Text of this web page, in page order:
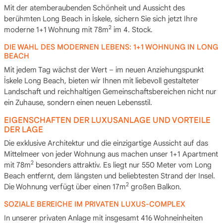
Mit der atemberaubenden Schönheit und Aussicht des
berühmten Long Beach in İskele, sichern Sie sich jetzt Ihre
moderne 1+1 Wohnung mit 78m2im 4. Stock.
DIE WAHL DES MODERNEN LEBENS: 1+1 WOHNUNG IN LONG
BEACH
Mit jedem Tag wächst der Wert – im neuen Anziehungspunkt
İskele Long Beach, bieten wir Ihnen mit liebevoll gestalteter
Landschaft und reichhaltigen Gemeinschaftsbereichen nicht nur
ein Zuhause, sondern einen neuen Lebensstil.
EIGENSCHAFTEN DER LUXUSANLAGE UND VORTEILE
DER LAGE
Die exklusive Architektur und die einzigartige Aussicht auf das
Mittelmeer von jeder Wohnung aus machen unser 1+1 Apartment
mit 78m2besonders attraktiv. Es liegt nur 550 Meter vom Long
Beach entfernt, dem längsten und beliebtesten Strand der Insel.
Die Wohnung verfügt über einen 17m2großen Balkon.
SOZIALE BEREICHE IM PRIVATEN LUXUS-COMPLEX
In unserer privaten Anlage mit insgesamt 416 Wohneinheiten